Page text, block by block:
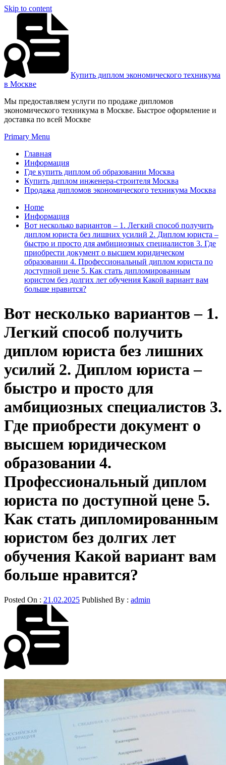
Skip to content
Купить диплом экономического техникума
в Москве
Мы предоставляем услуги по продаже дипломов
экономического техникума в Москве. Быстрое оформление и
доставка по всей Москве
Primary Menu
Главная
Информация
Где купить диплом об образовании Москва
Купить диплом инженера-строителя Москва
Продажа дипломов экономического техникума Москва
Home
Информация
Вот несколько вариантов – 1. Легкий способ получить
диплом юриста без лишних усилий 2. Диплом юриста –
быстро и просто для амбициозных специалистов 3. Где
приобрести документ о высшем юридическом
образовании 4. Профессиональный диплом юриста по
доступной цене 5. Как стать дипломированным
юристом без долгих лет обучения Какой вариант вам
больше нравится?
Вот несколько вариантов – 1.
Легкий способ получить
диплом юриста без лишних
усилий 2. Диплом юриста –
быстро и просто для
амбициозных специалистов 3.
Где приобрести документ о
высшем юридическом
образовании 4.
Профессиональный диплом
юриста по доступной цене 5.
Как стать дипломированным
юристом без долгих лет
обучения Какой вариант вам
больше нравится?
Posted On : 21.02.2025 Published By : admin